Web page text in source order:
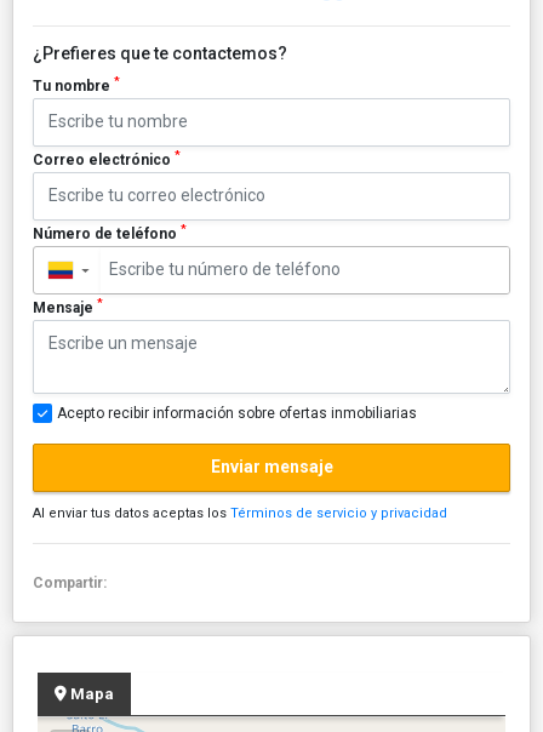
¿Prefieres que te contactemos?
Tu nombre *
Correo electrónico *
Número de teléfono *
▼
Mensaje *
Acepto recibir información sobre ofertas inmobiliarias
Enviar mensaje
Al enviar tus datos aceptas los Términos de servicio y privacidad
Compartir:
Mapa